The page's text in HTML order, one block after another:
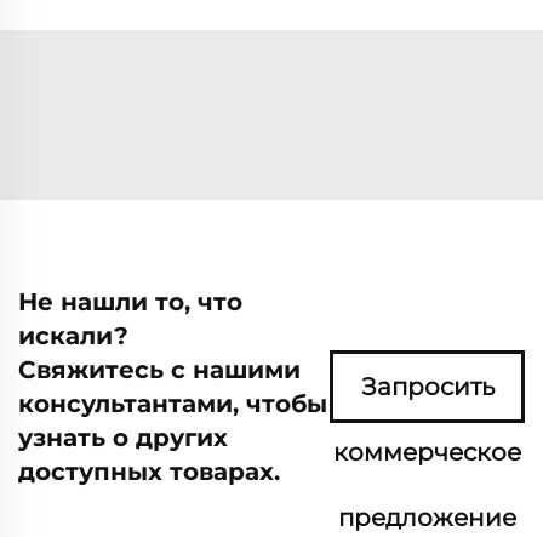
Не нашли то, что
искали?
Свяжитесь с нашими
консультантами, чтобы
узнать о других
доступных товарах.
Запросить
коммерческое
предложение